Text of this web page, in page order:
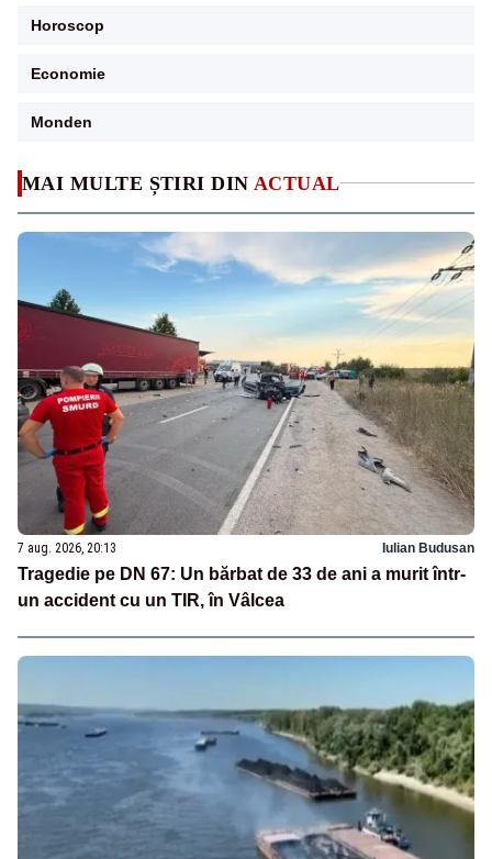
MAI MULTE ȘTIRI DIN ACTUAL
7 aug. 2026, 20:13 Iulian Budusan
Tragedie pe DN 67: Un bărbat de 33 de ani a murit într-
un accident cu un TIR, în Vâlcea
Horoscop
Economie
Monden